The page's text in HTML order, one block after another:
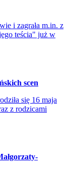
i zagrała m.in. z
teścia" już w
scen
się 16 maja
z rodzicami